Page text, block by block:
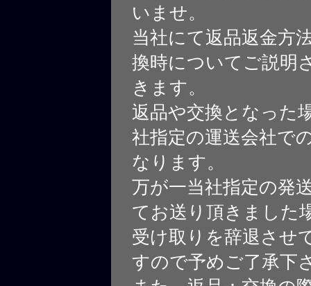
いませ。
当社にて返品返金方
換時についてご説明
きます。
返品や交換となった
社指定の運送会社で
なります。
万が一当社指定の発
てお送り頂きました
受け取りを辞退させ
すので予めご了承下